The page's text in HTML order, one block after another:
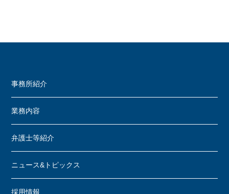
事務所紹介
業務内容
弁護士等紹介
ニュース&トピックス
採用情報